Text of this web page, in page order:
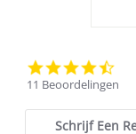
star
11 Beoordelingen
Schrijf Een